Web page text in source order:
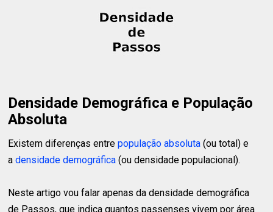
Densidade Demográfica e População
Absoluta
Existem diferenças entrepopulação absoluta (ou total) e
adensidade demográfica (ou densidade populacional).
Neste artigo vou falar apenas da densidade demográfica
de Passos, que indica quantos passenses vivem por área